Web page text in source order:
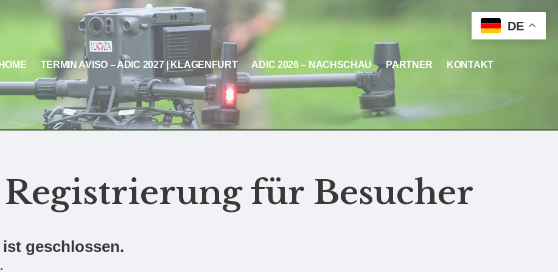
HOME TERMIN AVISO – ADIC 2027 | KLAGENFURT ADIC 2026 – NACHSCHAU PARTNER KONTAKT
für Besucher
geschlossen.
DE